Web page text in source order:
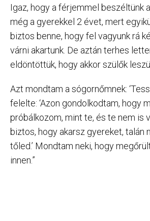
Igaz, hogy a férjemmel beszéltünk
még a gyerekkel 2 évet, mert
biztos benne, hogy fel vagyunk rá
várni akartunk. De aztán terhes
eldöntöttük, hogy akkor szülők
Azt mondtam a sógornőmnek:
felelte: ‘Azon gondolkodtam, hogy
próbálkozom, mint te, és te nem is
biztos, hogy akarsz gyereket, talán
tőled.’ Mondtam neki, hogy
innen.”